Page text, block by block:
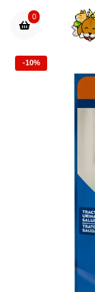
0
-10%